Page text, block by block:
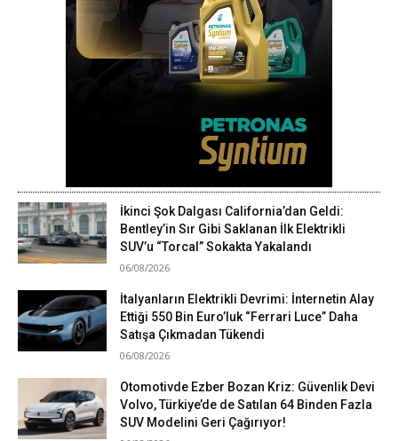
İkinci Şok Dalgası California’dan Geldi:
Bentley’in Sır Gibi Saklanan İlk Elektrikli
SUV’u “Torcal” Sokakta Yakalandı
06/08/2026
İtalyanların Elektrikli Devrimi: İnternetin Alay
Ettiği 550 Bin Euro’luk “Ferrari Luce” Daha
Satışa Çıkmadan Tükendi
06/08/2026
Otomotivde Ezber Bozan Kriz: Güvenlik Devi
Volvo, Türkiye’de de Satılan 64 Binden Fazla
SUV Modelini Geri Çağırıyor!